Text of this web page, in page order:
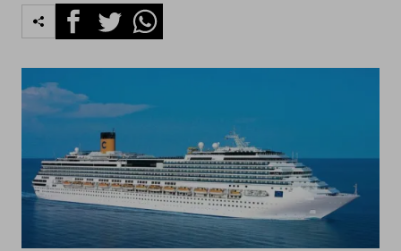
FacebookTwitterWhatsapp